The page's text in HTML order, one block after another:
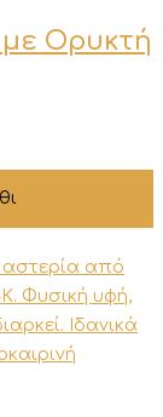
με Ορυκτή